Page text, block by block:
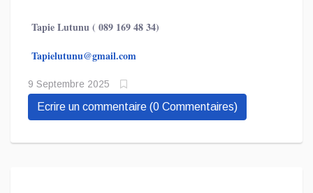
Tapie Lutunu ( 089 169 48 34)
Tapielutunu@gmail.com
9 Septembre 2025
Ecrire un commentaire (0 Commentaires)